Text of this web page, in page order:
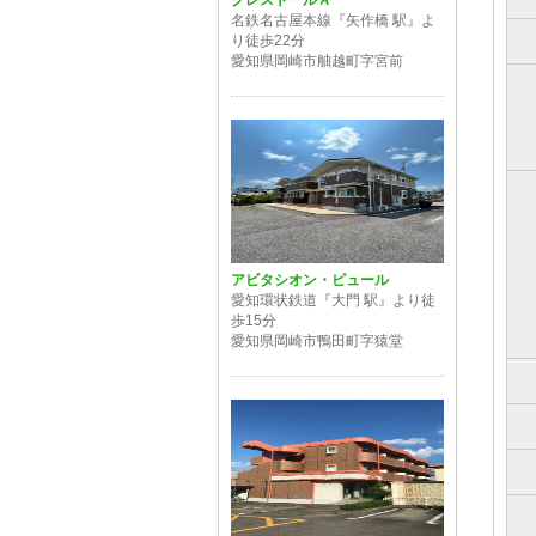
名鉄名古屋本線『矢作橋 駅』よ
り徒歩22分
愛知県岡崎市舳越町字宮前
アビタシオン・ピュール
愛知環状鉄道『大門 駅』より徒
歩15分
愛知県岡崎市鴨田町字猿堂